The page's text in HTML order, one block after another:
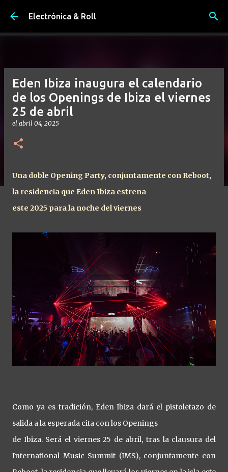
Ir al contenido principal
Electrónica & Roll
Eden Ibiza inaugura el calendario
de los Openings de Ibiza el viernes
25 de abril
el abril 04, 2025
Una doble Opening Party, conjuntamente con Reboot,
la residencia que Eden Ibiza estrena
este 2025 para la noche del viernes
Como ya es tradición, Eden Ibiza dará el pistoletazo de
salida a la esperada cita con los Openings
de Ibiza. Será el viernes 25 de abril, tras la clausura del
International Music Summit (IMS), conjuntamente con